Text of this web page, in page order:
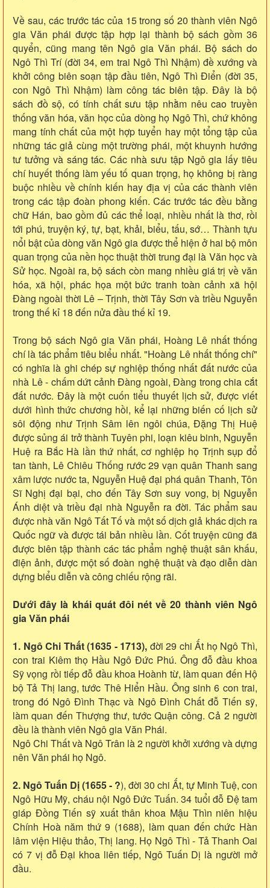
Về sau, các trước tác của 15 trong số 20 thành viên Ngô
gia Văn phái được tập hợp lại thành bộ sách gồm 36
quyển, cũng mang tên Ngô gia Văn phái. Bộ sách do
Ngô Thì Trí (đời 34, em trai Ngô Thì Nhậm) đề xướng và
khởi công biên soạn tập đầu tiên, Ngô Thì Điển (đời 35,
con Ngô Thì Nhậm) làm công tác biên tập. Đây là bộ
sách đồ sộ, có tính chất sưu tập nhằm nêu cao truyền
thống văn hóa, văn học của dòng họ Ngô Thì, chứ không
mang tính chất của một hợp tuyển hay một tổng tập của
những tác giả cùng một trường phái, một khuynh hướng
tư tưởng và sáng tác. Các nhà sưu tập Ngô gia lấy tiêu
chí huyết thống làm yếu tố quan trọng, họ không bị ràng
buộc nhiều về chính kiến hay địa vị của các thành viên
trong các tập đoàn phong kiến. Các trước tác đều bằng
chữ Hán, bao gồm đủ các thể loại, nhiều nhất là thơ, rồi
tới phú, truyện ký, tự, bạt, khải, biểu, tấu, sớ… Thành tựu
nổi bật của dòng văn Ngô gia được thể hiện ở hai bộ môn
quan trọng của nền học thuật thời trung đại là Văn học và
Sử học. Ngoài ra, bộ sách còn mang nhiều giá trị về văn
hóa, xã hội, phác họa một bức tranh toàn cảnh xã hội
Đàng ngoài thời Lê – Trịnh, thời Tây Sơn và triều Nguyễn
trong thế kỉ 18 đến nửa đầu thế kỉ 19.
Trong bộ sách Ngô gia Văn phái, Hoàng Lê nhất thống
chí là tác phẩm tiêu biểu nhất. "Hoàng Lê nhất thống chí"
có nghĩa là ghi chép sự nghiệp thống nhất đất nước của
nhà Lê - chấm dứt cảnh Đàng ngoài, Đàng trong chia cắt
đất nước. Đây là một cuốn tiểu thuyết lịch sử, được viết
dưới hình thức chương hồi, kể lại những biến cố lịch sử
sôi động như Trịnh Sâm lên ngôi chúa, Đặng Thị Huệ
được sủng ái trở thành Tuyên phi, loạn kiêu binh, Nguyễn
Huệ ra Bắc Hà lần thứ nhất, cơ nghiệp họ Trịnh sụp đổ
tan tành, Lê Chiêu Thống rước 29 vạn quân Thanh sang
xâm lược nước ta, Nguyễn Huệ đại phá quân Thanh, Tôn
Sĩ Nghị đại bại, cho đến Tây Sơn suy vong, bị Nguyễn
Ánh diệt và triều đại nhà Nguyễn ra đời. Tác phẩm sau
được nhà văn Ngô Tất Tố và một số dịch giả khác dịch ra
Quốc ngữ và được tái bản nhiều lần. Cốt truyện cũng đã
được biên tập thành các tác phẩm nghệ thuật sân khấu,
điện ảnh, được một số đoàn nghệ thuật và đạo diễn dàn
dựng biểu diễn và công chiếu rộng rãi.
Dưới đây là khái quát đôi nét về 20 thành viên Ngô
gia Văn phái
1. Ngô Chi Thất (1635 - 1713), đời 29 chi Ất họ Ngô Thì,
con trai Kiêm thọ Hầu Ngô Đức Phú. Ông đỗ đầu khoa
Sỹ vọng rồi tiếp đỗ đầu khoa Hoành từ, làm quan đến Hộ
bộ Tả Thị lang, tước Thê Hiển Hầu. Ông sinh 6 con trai,
trong đó Ngô Đình Thạc và Ngô Đình Chất đỗ Tiến sỹ,
làm quan đến Thượng thư, tước Quận công. Cả 2 người
đều là thành viên Ngô gia Văn Phái.
Ngô Chi Thất và Ngô Trân là 2 người khởi xướng và dựng
nên Văn phái họ Ngô.
2. Ngô Tuấn Dị (1655 - ?), đời 30 chi Ất, tự Minh Tuệ, con
Ngô Hữu Mỹ, cháu nội Ngô Đức Tuấn. 34 tuổi đỗ Đệ tam
giáp Đồng Tiến sỹ xuất thân khoa Mậu Thìn niên hiệu
Chính Hoà năm thứ 9 (1688), làm quan đến chức Hàn
lâm viện Hiệu thảo, Thị lang. Họ Ngô Thì - Tả Thanh Oai
có 7 vị đỗ Đại khoa liên tiếp, Ngô Tuấn Dị là người mở
đầu.